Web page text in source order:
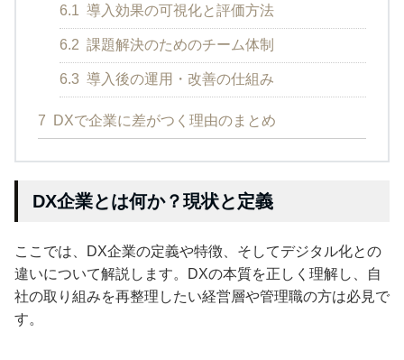
6.1 導入効果の可視化と評価方法
6.2 課題解決のためのチーム体制
6.3 導入後の運用・改善の仕組み
7 DXで企業に差がつく理由のまとめ
DX企業とは何か？現状と定義
ここでは、DX企業の定義や特徴、そしてデジタル化との
違いについて解説します。DXの本質を正しく理解し、自
社の取り組みを再整理したい経営層や管理職の方は必見で
す。